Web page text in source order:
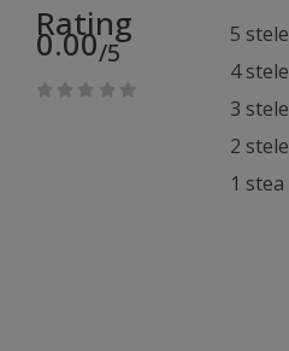
Rating
0.00/5
5 stele
4 stele
3 stele
2 stele
1 stea